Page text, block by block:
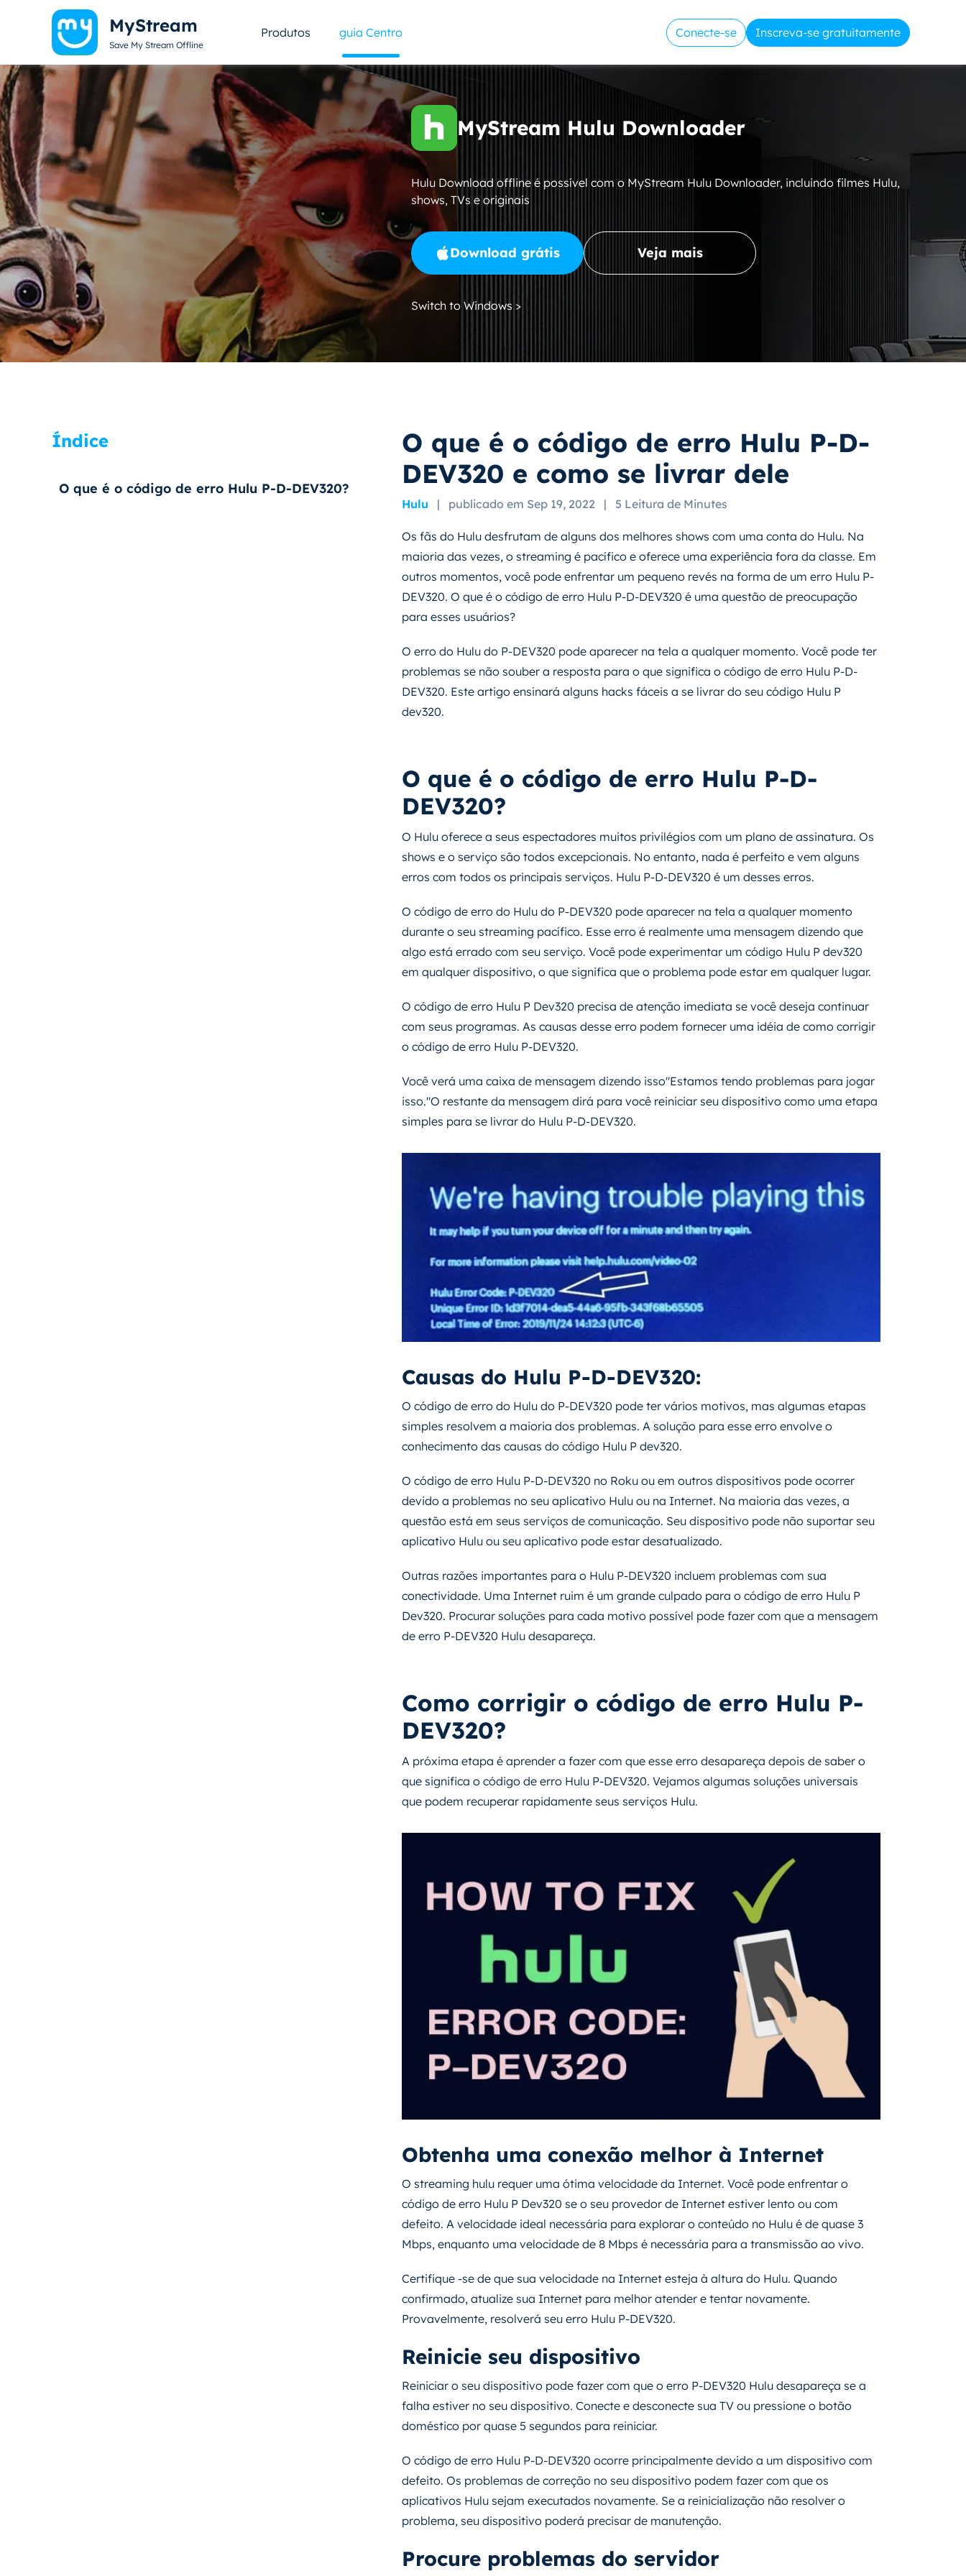
MyStream
Save My Stream Offline
Produtos guia Centro Conecte-se Inscreva-se gratuitamente
MyStream Hulu Downloader
Hulu Download offline é possível com o MyStream Hulu Downloader, incluindo filmes Hulu,
shows, TVs e originais
Download grátis Veja mais
Switch to Windows >
O que é o código de erro Hulu P-D-
DEV320 e como se livrar dele
Hulu | publicado em Sep 19, 2022 | 5 Leitura de Minutes
Os fãs do Hulu desfrutam de alguns dos melhores shows com uma conta do Hulu. Na
maioria das vezes, o streaming é pacífico e oferece uma experiência fora da classe. Em
outros momentos, você pode enfrentar um pequeno revés na forma de um erro Hulu P-
DEV320. O que é o código de erro Hulu P-D-DEV320 é uma questão de preocupação
para esses usuários?
O erro do Hulu do P-DEV320 pode aparecer na tela a qualquer momento. Você pode ter
problemas se não souber a resposta para o que significa o código de erro Hulu P-D-
DEV320. Este artigo ensinará alguns hacks fáceis a se livrar do seu código Hulu P
dev320.
O que é o código de erro Hulu P-D-
DEV320?
O Hulu oferece a seus espectadores muitos privilégios com um plano de assinatura. Os
shows e o serviço são todos excepcionais. No entanto, nada é perfeito e vem alguns
erros com todos os principais serviços. Hulu P-D-DEV320 é um desses erros.
O código de erro do Hulu do P-DEV320 pode aparecer na tela a qualquer momento
durante o seu streaming pacífico. Esse erro é realmente uma mensagem dizendo que
algo está errado com seu serviço. Você pode experimentar um código Hulu P dev320
em qualquer dispositivo, o que significa que o problema pode estar em qualquer lugar.
O código de erro Hulu P Dev320 precisa de atenção imediata se você deseja continuar
com seus programas. As causas desse erro podem fornecer uma idéia de como corrigir
o código de erro Hulu P-DEV320.
Você verá uma caixa de mensagem dizendo isso"Estamos tendo problemas para jogar
isso."O restante da mensagem dirá para você reiniciar seu dispositivo como uma etapa
simples para se livrar do Hulu P-D-DEV320.
Causas do Hulu P-D-DEV320:
O código de erro do Hulu do P-DEV320 pode ter vários motivos, mas algumas etapas
simples resolvem a maioria dos problemas. A solução para esse erro envolve o
conhecimento das causas do código Hulu P dev320.
O código de erro Hulu P-D-DEV320 no Roku ou em outros dispositivos pode ocorrer
devido a problemas no seu aplicativo Hulu ou na Internet. Na maioria das vezes, a
questão está em seus serviços de comunicação. Seu dispositivo pode não suportar seu
aplicativo Hulu ou seu aplicativo pode estar desatualizado.
Outras razões importantes para o Hulu P-DEV320 incluem problemas com sua
conectividade. Uma Internet ruim é um grande culpado para o código de erro Hulu P
Dev320. Procurar soluções para cada motivo possível pode fazer com que a mensagem
de erro P-DEV320 Hulu desapareça.
Como corrigir o código de erro Hulu P-
DEV320?
A próxima etapa é aprender a fazer com que esse erro desapareça depois de saber o
que significa o código de erro Hulu P-DEV320. Vejamos algumas soluções universais
que podem recuperar rapidamente seus serviços Hulu.
Obtenha uma conexão melhor à Internet
O streaming hulu requer uma ótima velocidade da Internet. Você pode enfrentar o
código de erro Hulu P Dev320 se o seu provedor de Internet estiver lento ou com
defeito. A velocidade ideal necessária para explorar o conteúdo no Hulu é de quase 3
Mbps, enquanto uma velocidade de 8 Mbps é necessária para a transmissão ao vivo.
Certifique -se de que sua velocidade na Internet esteja à altura do Hulu. Quando
confirmado, atualize sua Internet para melhor atender e tentar novamente.
Provavelmente, resolverá seu erro Hulu P-DEV320.
Reinicie seu dispositivo
Reiniciar o seu dispositivo pode fazer com que o erro P-DEV320 Hulu desapareça se a
falha estiver no seu dispositivo. Conecte e desconecte sua TV ou pressione o botão
doméstico por quase 5 segundos para reiniciar.
O código de erro Hulu P-D-DEV320 ocorre principalmente devido a um dispositivo com
defeito. Os problemas de correção no seu dispositivo podem fazer com que os
aplicativos Hulu sejam executados novamente. Se a reinicialização não resolver o
problema, seu dispositivo poderá precisar de manutenção.
Procure problemas do servidor
Índice
O que é o código de erro Hulu P-D-DEV320?